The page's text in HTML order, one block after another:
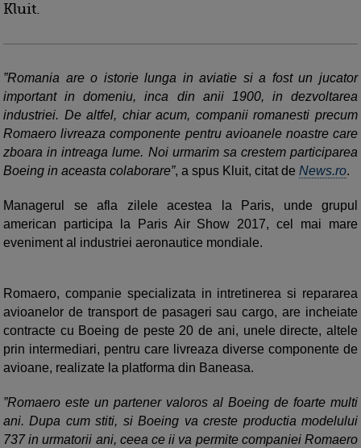
Kluit.
”Romania are o istorie lunga in aviatie si a fost un jucator
important in domeniu, inca din anii 1900, in dezvoltarea
industriei. De altfel, chiar acum, companii romanesti precum
Romaero livreaza componente pentru avioanele noastre care
zboara in intreaga lume. Noi urmarim sa crestem participarea
Boeing in aceasta colaborare”, a spus Kluit, citat de News.ro.
Managerul se afla zilele acestea la Paris, unde grupul
american participa la Paris Air Show 2017, cel mai mare
eveniment al industriei aeronautice mondiale.
Romaero, companie specializata in intretinerea si repararea
avioanelor de transport de pasageri sau cargo, are incheiate
contracte cu Boeing de peste 20 de ani, unele directe, altele
prin intermediari, pentru care livreaza diverse componente de
avioane, realizate la platforma din Baneasa.
”Romaero este un partener valoros al Boeing de foarte multi
ani. Dupa cum stiti, si Boeing va creste productia modelului
737 in urmatorii ani, ceea ce ii va permite companiei Romaero